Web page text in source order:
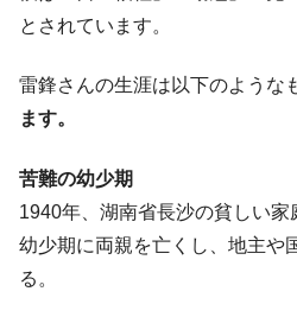
営業利益80.2％も減少
にぶん殴る法案」提出！⇒ クー
する差別。許してはおかぬ
他人事のような発言。
『Money1』
韓国半導体『SK
業績「史上最高益」当期純利益
『Money1』
とされています。
雷鋒さんの生涯は以下のよう
ます。
苦難の幼少期
1940年、湖南省長沙の貧しい家
幼少期に両親を亡くし、地主や
る。